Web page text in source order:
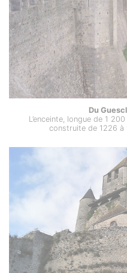
Du
L’enceinte, longue de 1
construite de 1226 à